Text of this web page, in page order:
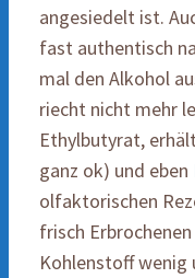
angesiedelt ist.
fast authentisch
mal den Alkohol
riecht nicht mehr
Ethylbutyrat,
ganz ok) und eben
olfaktorischen
frisch
Kohlenstoff wenig